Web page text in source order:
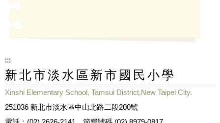
:::
新北市淡水區新市國民小學
Xinshi Elementary School, Tamsui District,New Taipei City.
251036 新北市淡水區中山北路二段200號